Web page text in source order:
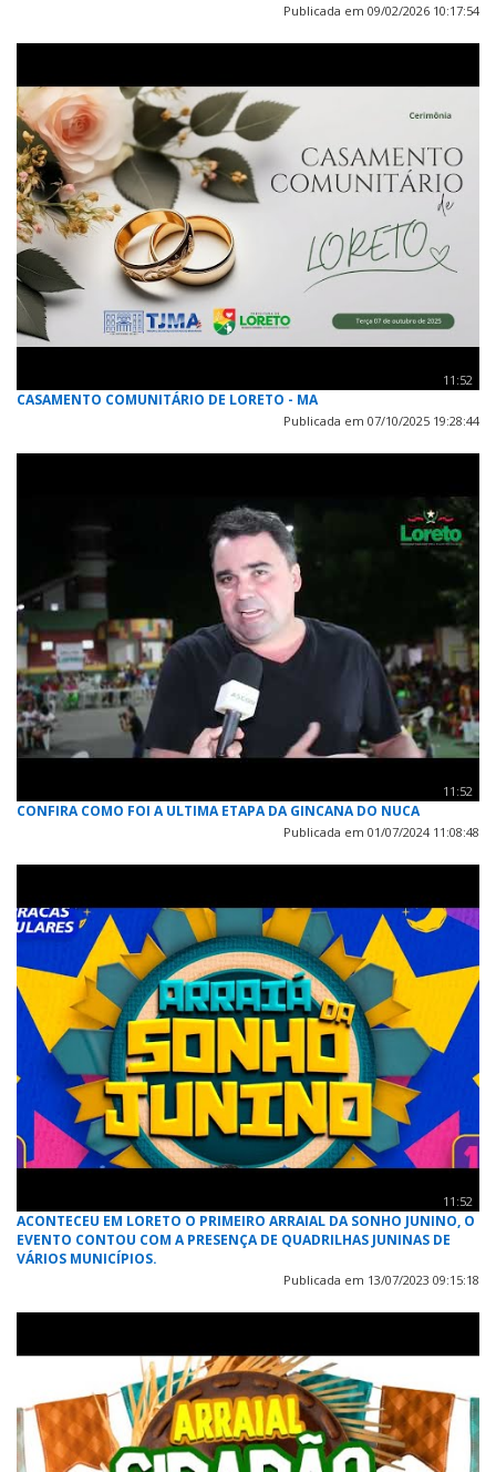
Publicada em 09/02/2026 10:17:54
11:52
CASAMENTO COMUNITÁRIO DE LORETO - MA
Publicada em 07/10/2025 19:28:44
11:52
CONFIRA COMO FOI A ULTIMA ETAPA DA GINCANA DO NUCA
Publicada em 01/07/2024 11:08:48
11:52
ACONTECEU EM LORETO O PRIMEIRO ARRAIAL DA SONHO JUNINO, O
EVENTO CONTOU COM A PRESENÇA DE QUADRILHAS JUNINAS DE
VÁRIOS MUNICÍPIOS.
Publicada em 13/07/2023 09:15:18